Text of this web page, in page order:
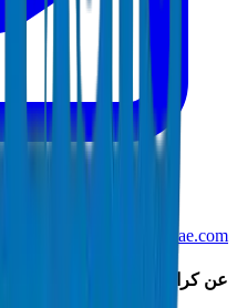
info@crownplasticuae.com
عن كراون